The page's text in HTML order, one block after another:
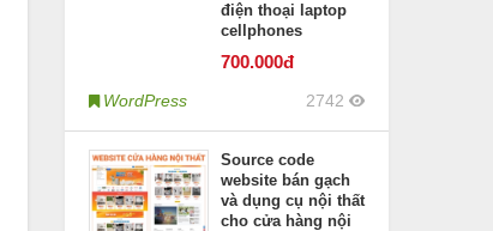
điện thoại laptop
cellphones
700.000đ
WordPress 2742
Source code
website bán gạch
và dụng cụ nội thất
cho cửa hàng nội